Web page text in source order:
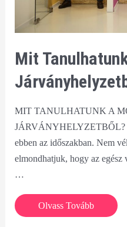
Mit
MIT TANULHATUNK A
JÁRVÁNYHELYZETBŐL?
ebben az időszakban. Nem
elmondhatjuk, hogy az
…
Mit
tanulhatunk
Olvass Tovább